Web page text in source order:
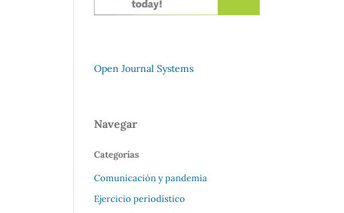
Open Journal Systems
Navegar
Categorías
Comunicación y pandemia
Ejercicio periodístico